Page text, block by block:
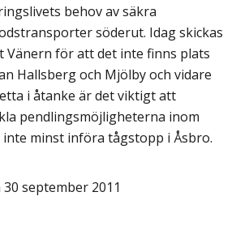
behov av säkra
söderut. Idag skickas
Vänern för att det inte finns plats
Hallsberg och Mjölby och vidare
i åtanke är det viktigt att
pendlingsmöjligheterna inom
minst införa tågstopp i Åsbro.
september 2011